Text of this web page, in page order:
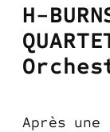
H-
Après